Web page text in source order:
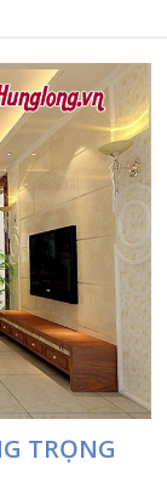
TRỌNG